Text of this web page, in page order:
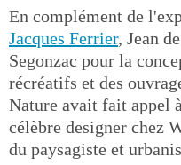
En complément de
Jacques Ferrier, Jean
Segonzac pour la
récréatifs et des
Nature avait fait appel
célèbre designer chez
du paysagiste et